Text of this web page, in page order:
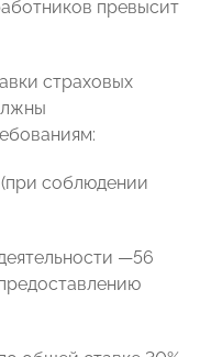
превысит
страховых
соблюдении
—56